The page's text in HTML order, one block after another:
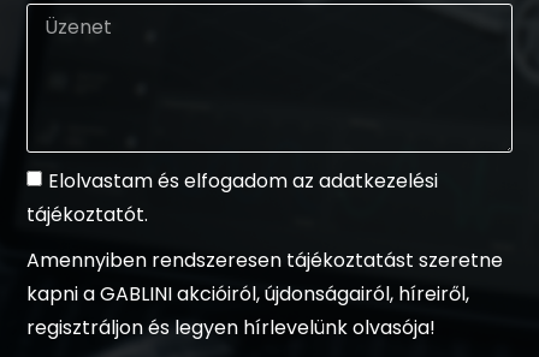
Elolvastam és elfogadom az adatkezelési
tájékoztatót.
Amennyiben rendszeresen tájékoztatást szeretne
kapni a GABLINI akcióiról, újdonságairól, híreiről,
regisztráljon és legyen hírlevelünk olvasója!